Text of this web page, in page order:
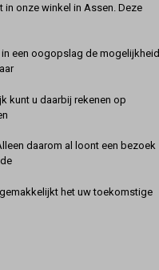
onze winkel in Assen. Deze
een oogopslag de mogelijkheid
kunt u daarbij rekenen op
daarom al loont een bezoek
het uw toekomstige